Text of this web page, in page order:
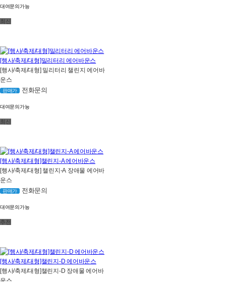
대여문의가능
최신
[행사/축제/대형]밀리터리 에어바운스
[행사/축제/대형] 밀리터리 챌린지 에어바
운스
판매가 전화문의
대여문의가능
최신
[행사/축제/대형]챌린지-A 에어바운스
[행사/축제/대형] 챌린지-A 장애물 에어바
운스
판매가 전화문의
대여문의가능
추천
[행사/축제/대형]챌린지-D 에어바운스
[행사/축제/대형]챌린지-D 장애물 에어바